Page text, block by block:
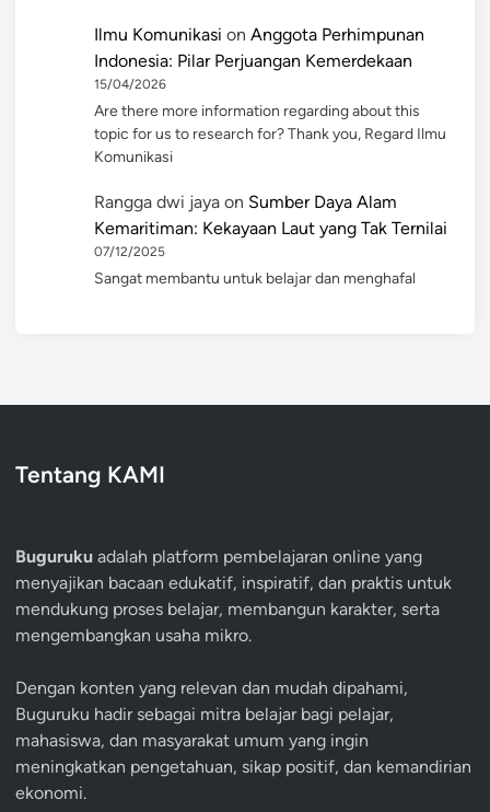
Ilmu Komunikasi on Anggota Perhimpunan
Indonesia: Pilar Perjuangan Kemerdekaan
15/04/2026
Are there more information regarding about this
topic for us to research for? Thank you, Regard Ilmu
Komunikasi
Rangga dwi jaya on Sumber Daya Alam
Kemaritiman: Kekayaan Laut yang Tak Ternilai
07/12/2025
Sangat membantu untuk belajar dan menghafal
Tentang KAMI
Buguruku adalah platform pembelajaran online yang
menyajikan bacaan edukatif, inspiratif, dan praktis untuk
mendukung proses belajar, membangun karakter, serta
mengembangkan usaha mikro.
Dengan konten yang relevan dan mudah dipahami,
Buguruku hadir sebagai mitra belajar bagi pelajar,
mahasiswa, dan masyarakat umum yang ingin
meningkatkan pengetahuan, sikap positif, dan kemandirian
ekonomi.